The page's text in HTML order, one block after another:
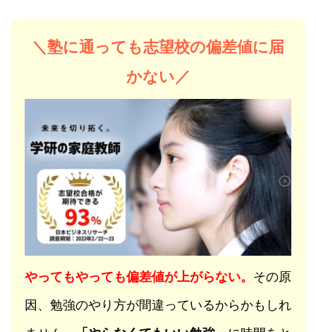
＼塾に通っても志望校の偏差値に届
かない／
やってもやっても偏差値が上がらない。 その原
因、勉強のやり方が間違っているからかもしれ